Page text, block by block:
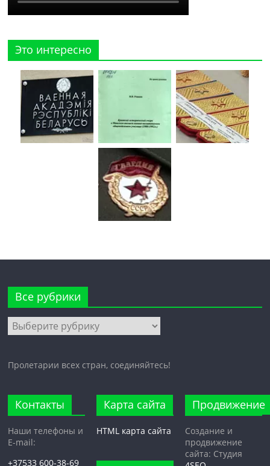
Это интересно
Все рубрики
Все
рубрики
Пролетарии всех стран, соединяйтесь!
Контакты
Наши телефоны и
E-mail:
+37533 600-38-69
Карта сайта
HTML карта сайта
Продвижение
Создание и
продвижение
сайта: Студия